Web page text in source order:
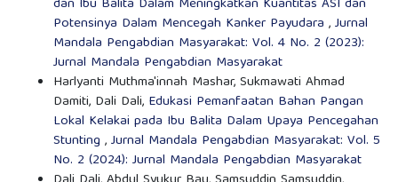
Potensinya Dalam Mencegah Kanker Payudara ,Jurnal
Mandala Pengabdian Masyarakat: Vol. 4 No. 2 (2023):
Jurnal Mandala Pengabdian Masyarakat
Harlyanti Muthma'innah Mashar, Sukmawati Ahmad
Damiti, Dali Dali, Edukasi Pemanfaatan Bahan Pangan
Lokal Kelakai pada Ibu Balita Dalam Upaya Pencegahan
Stunting ,Jurnal Mandala Pengabdian Masyarakat: Vol. 5
No. 2 (2024): Jurnal Mandala Pengabdian Masyarakat